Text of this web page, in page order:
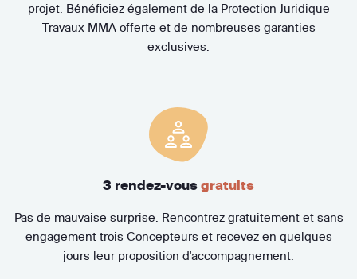
projet. Bénéficiez également de la Protection Juridique
Travaux MMA offerte et de nombreuses garanties
exclusives.
3 rendez-vous gratuits
Pas de mauvaise surprise. Rencontrez gratuitement et sans
engagement trois Concepteurs et recevez en quelques
jours leur proposition d'accompagnement.